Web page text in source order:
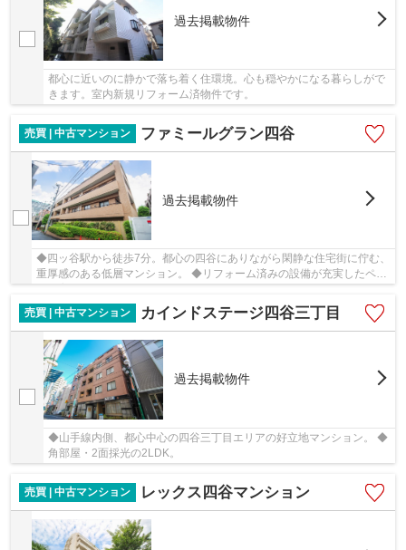
過去掲載物件
都心に近いのに静かで落ち着く住環境。心も穏やかになる暮らしがで
きます。室内新規リフォーム済物件です。
売買 | 中古マンション ファミールグラン四谷
過去掲載物件
◆四ッ谷駅から徒歩7分。都心の四谷にありながら閑静な住宅街に佇む、
重厚感のある低層マンション。 ◆リフォーム済みの設備が充実したペッ
売買 | 中古マンション
カインドステージ四谷三丁目
過去掲載物件
◆山手線内側、都心中心の四谷三丁目エリアの好立地マンション。 ◆
角部屋・2面採光の2LDK。
売買 | 中古マンション レックス四谷マンション